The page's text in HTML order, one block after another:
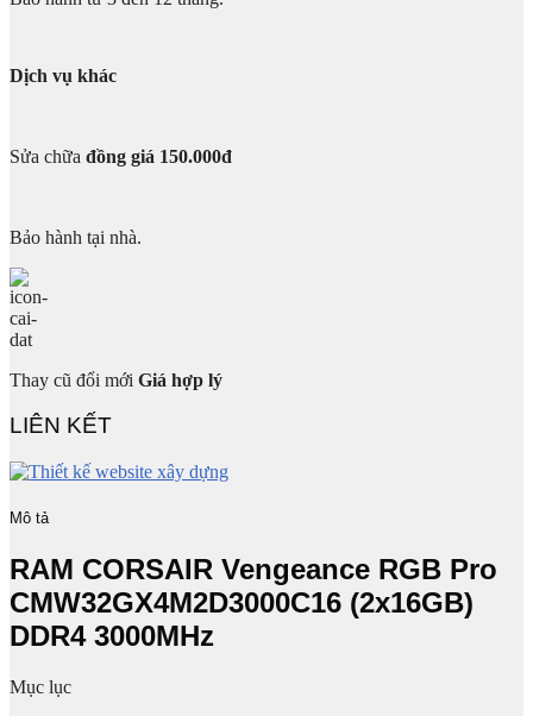
Dịch vụ khác
Sửa chữa đồng giá 150.000đ
Bảo hành tại nhà.
Thay cũ đổi mới Giá hợp lý
LIÊN KẾT
Mô tả
RAM CORSAIR Vengeance RGB Pro
CMW32GX4M2D3000C16 (2x16GB)
DDR4 3000MHz
Mục lục